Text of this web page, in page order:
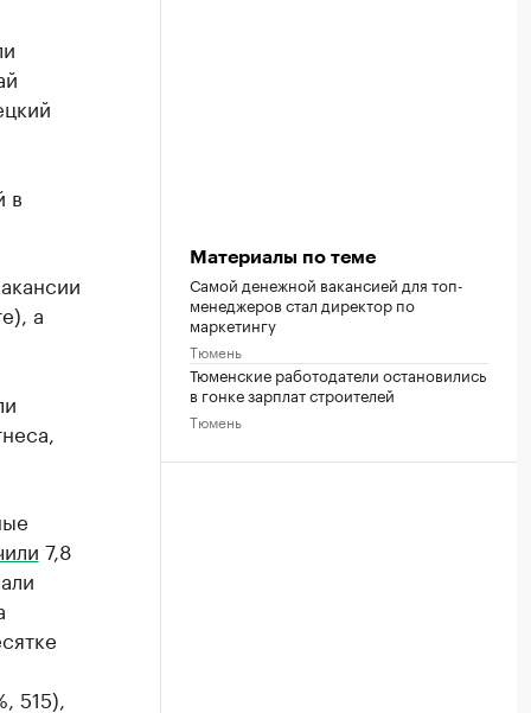
в
а
7,8
515),
Материалы по теме
Самой денежной вакансией для топ-
менеджеров стал директор по
маркетингу
Тюмень
Тюменские работодатели остановились
в гонке зарплат строителей
Тюмень